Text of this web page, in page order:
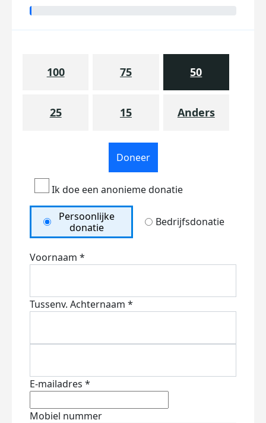
100 75 50
25 15 Anders
Doneer
Ik doe een anonieme donatie
Persoonlijke
donatie
Bedrijfsdonatie
Voornaam *
Tussenv. Achternaam *
E-mailadres *
Mobiel nummer